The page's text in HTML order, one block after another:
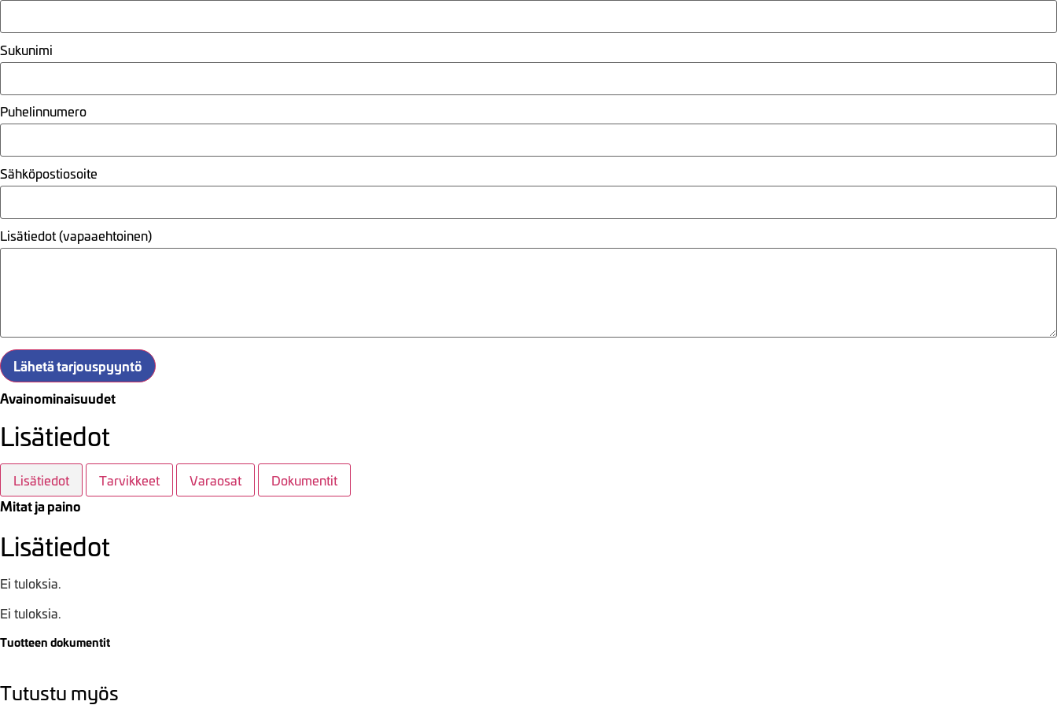
Sukunimi
Puhelinnumero
Sähköpostiosoite
Lisätiedot (vapaaehtoinen)
Lähetä tarjouspyyntö
Avainominaisuudet
Lisätiedot
Lisätiedot Tarvikkeet Varaosat Dokumentit
Mitat ja paino
Lisätiedot
Ei tuloksia.
Ei tuloksia.
Tuotteen dokumentit
Tutustu myös